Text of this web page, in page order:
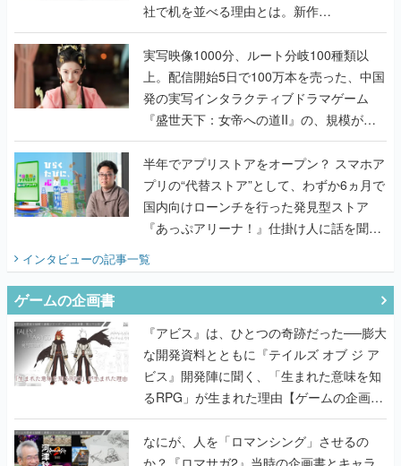
社で机を並べる理由とは。新作
『TATSUJIN EXTREME』で初タッグを組
んだレジェンド2人に訊く開発秘話
実写映像1000分、ルート分岐100種類以
上。配信開始5日で100万本を売った、中国
発の実写インタラクティブドラマゲーム
『盛世天下：女帝への道II』の、規模が違
うこだわりをプロデューサーに聞いた
半年でアプリストアをオープン？ スマホア
プリの“代替ストア”として、わずか6ヵ月で
国内向けローンチを行った発見型ストア
『あっぷアリーナ！』仕掛け人に話を聞い
てみた
インタビューの記事一覧
ゲームの企画書
『アビス』は、ひとつの奇跡だった──膨大
な開発資料とともに『テイルズ オブ ジ ア
ビス』開発陣に聞く、「生まれた意味を知
るRPG」が生まれた理由【ゲームの企画
書】
なにが、人を「ロマンシング」させるの